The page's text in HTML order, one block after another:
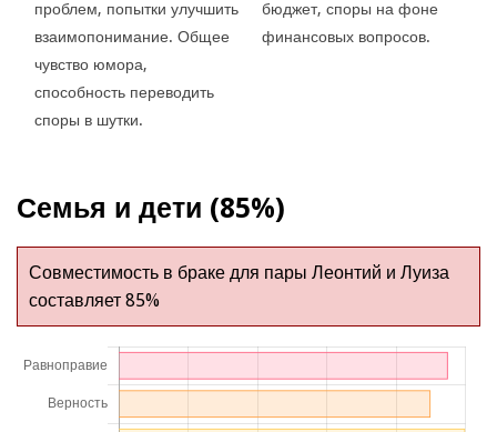
проблем, попытки улучшить
взаимопонимание. Общее
чувство юмора,
способность переводить
споры в шутки.
бюджет, споры на фоне
финансовых вопросов.
Семья и дети (85%)
Совместимость в браке для пары Леонтий и Луиза
составляет 85%